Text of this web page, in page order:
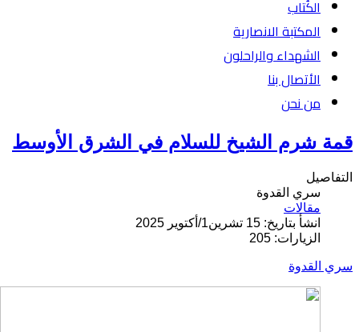
الكُتاب
المكتبة الانصارية
الشهداء والراحلون
الأتصال بنا
من نحن
قمة شرم الشيخ للسلام في الشرق الأوسط
التفاصيل
سري القدوة
مقالات
انشأ بتاريخ: 15 تشرين1/أكتوير 2025
الزيارات: 205
سري القدوة